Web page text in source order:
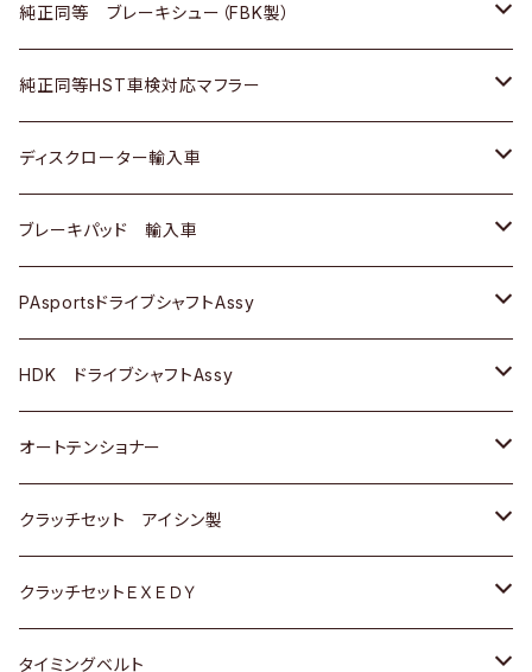
ＢＭＷ
三菱
スバル
マツダ
三菱
スバル
いすゞ
ダイハツ
マツダ
三菱
スバル
ＢＥＮＺ
日産
ダイハツ
マツダ
三菱
スバル
日産
いすゞ
ダイハツ
マツダ
三菱
スバル
ホンダ
スズキ
日産
ダイハツ
マツダ
三菱
スバル
トヨタ
ホンダ
スズキ
日産
ダイハツ
マツダ
三菱
スバル
純正同等 ブレーキシュー（FBK製）
ホンダ
スズキ
日産
ダイハツ
マツダ
三菱
スバル
純正同等HST車検対応マフラー
トヨタ
ホンダ
スズキ
日産
いすゞ
ダイハツ
マツダ
三菱
ディスクローター輸入車
ＡＵＤＩ
ＢＥＮＺ
ＢＭＷ
GOLF
ＷＡＧＥＮ
アストロ（シボレー）
クライスラー
ブレーキパッド 輸入車
ＢＥＮＺ
ＢＭＷ
ＷＡＧＥＮ
ＶＯＬＶＯ
PAsportsドライブシャフトAssy
トヨタ
ホンダ
スズキ
日産
ダイハツ
HDK ドライブシャフトAssy
スズキ
ダイハツ
日産
ホンダ
オートテンショナー
トヨタ
クラッチセット アイシン製
ホンダ
スズキ
クラッチセットＥＸＥＤＹ
ホンダ
タイミングベルト